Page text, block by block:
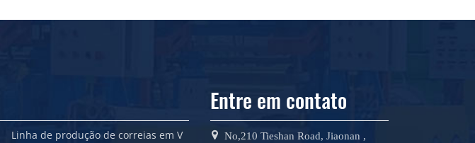
Linha de produção de correias em V
Entre em contato
No,210 Tieshan Road, Jiaonan ,